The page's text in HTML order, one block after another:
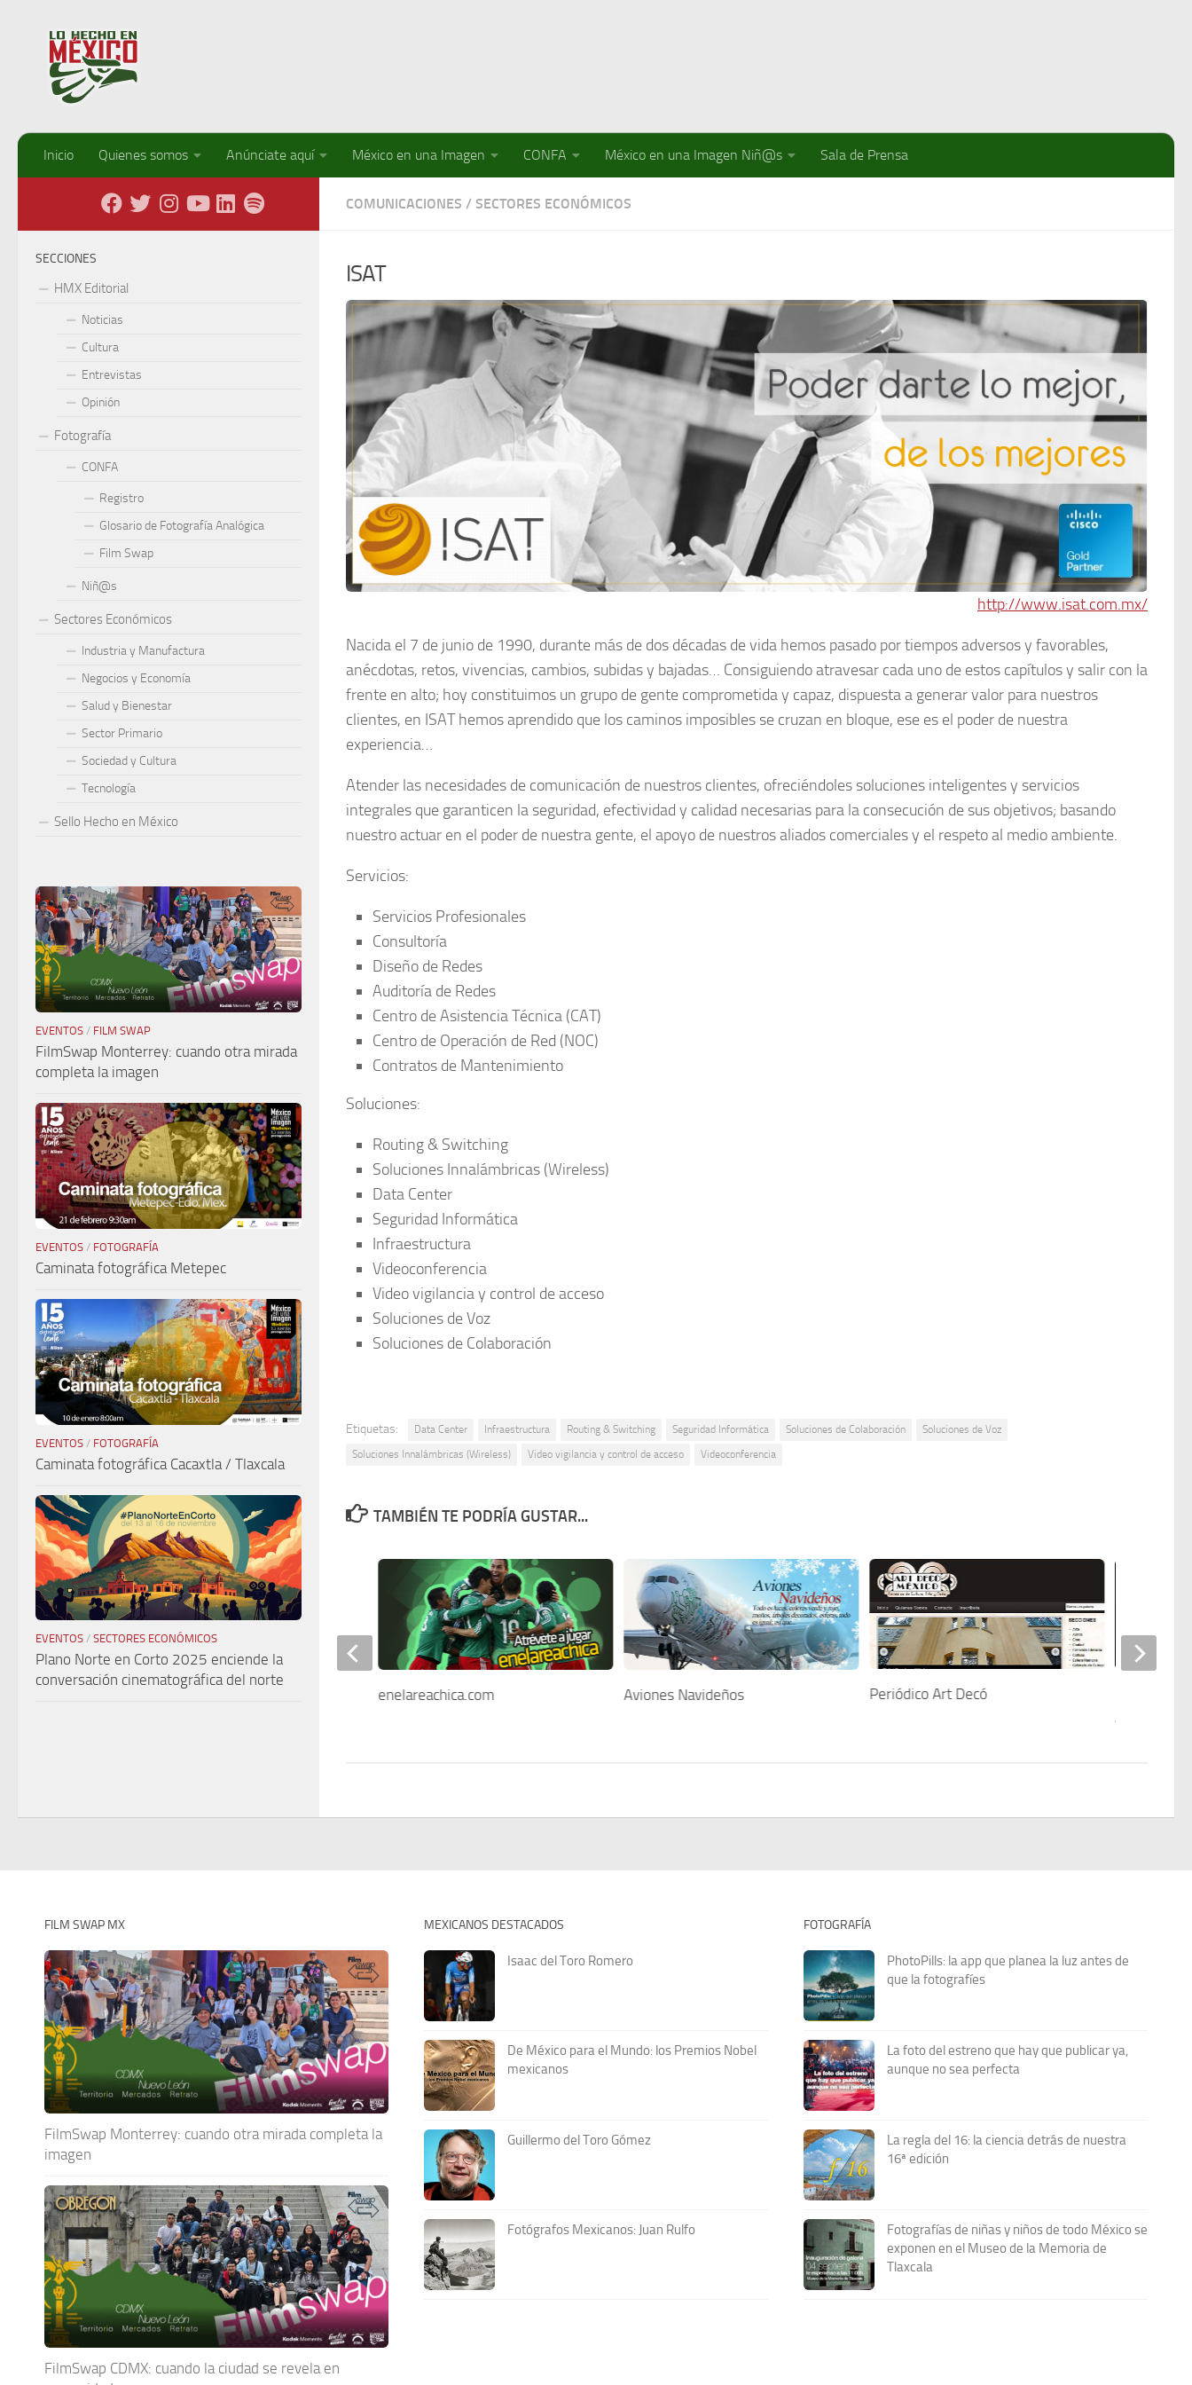
Inicio Quienes somos Anúnciate aquí México en una Imagen CONFA México en una Imagen Niñ@s Sala de Prensa
COMUNICACIONES / SECTORES ECONÓMICOS
ISAT
http://www.isat.com.mx/
Nacida el 7 de junio de 1990, durante más de dos décadas de vida hemos pasado por tiempos adversos y favorables,
anécdotas, retos, vivencias, cambios, subidas y bajadas… Consiguiendo atravesar cada uno de estos capítulos y salir con la
frente en alto; hoy constituimos un grupo de gente comprometida y capaz, dispuesta a generar valor para nuestros
clientes, en ISAT hemos aprendido que los caminos imposibles se cruzan en bloque, ese es el poder de nuestra
experiencia…
Atender las necesidades de comunicación de nuestros clientes, ofreciéndoles soluciones inteligentes y servicios
integrales que garanticen la seguridad, efectividad y calidad necesarias para la consecución de sus objetivos; basando
nuestro actuar en el poder de nuestra gente, el apoyo de nuestros aliados comerciales y el respeto al medio ambiente.
Servicios:
Servicios Profesionales
Consultoría
Diseño de Redes
Auditoría de Redes
Centro de Asistencia Técnica (CAT)
Centro de Operación de Red (NOC)
Contratos de Mantenimiento
Soluciones:
Routing & Switching
Soluciones Innalámbricas (Wireless)
Data Center
Seguridad Informática
Infraestructura
Videoconferencia
Video vigilancia y control de acceso
Soluciones de Voz
Soluciones de Colaboración
Etiquetas: Data Center Infraestructura Routing & Switching Seguridad Informática Soluciones de Colaboración
Soluciones de Voz
Soluciones Innalámbricas (Wireless)
Video vigilancia y control de acceso Videoconferencia
TAMBIÉN TE PODRÍA GUSTAR...
Aviones Navideños Periódico Art Decó
Abril
Diserta / Con Julio Jesús Meneses enelareachica.com
SECCIONES
HMX Editorial
Noticias
Cultura
Entrevistas
Opinión
Fotografía
CONFA
Registro
Glosario de Fotografía Analógica
Film Swap
Niñ@s
Sectores Económicos
Industria y Manufactura
Negocios y Economía
Salud y Bienestar
Sector Primario
Sociedad y Cultura
Tecnología
Sello Hecho en México
EVENTOS / FILM SWAP
FilmSwap Monterrey: cuando otra mirada
completa la imagen
EVENTOS / FOTOGRAFÍA
Caminata fotográfica Metepec
EVENTOS / FOTOGRAFÍA
Caminata fotográfica Cacaxtla / Tlaxcala
EVENTOS / SECTORES ECONÓMICOS
Plano Norte en Corto 2025 enciende la
conversación cinematográfica del norte
FILM SWAP MX
FilmSwap Monterrey: cuando otra mirada completa la
imagen
FilmSwap CDMX: cuando la ciudad se revela en
MEXICANOS DESTACADOS
Isaac del Toro Romero
De México para el Mundo: los Premios Nobel
mexicanos
Guillermo del Toro Gómez
Fotógrafos Mexicanos: Juan Rulfo
FOTOGRAFÍA
PhotoPills: la app que planea la luz antes de
que la fotografíes
La foto del estreno que hay que publicar ya,
aunque no sea perfecta
La regla del 16: la ciencia detrás de nuestra
16ª edición
Fotografías de niñas y niños de todo México se
exponen en el Museo de la Memoria de
Tlaxcala